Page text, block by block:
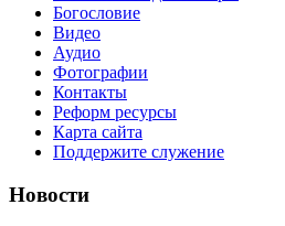
Богословие
Видео
Аудио
Фотографии
Контакты
Реформ ресурсы
Карта сайта
Поддержите служение
Новости